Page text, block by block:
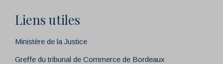
Liens utiles
Ministère de la Justice
Greffe du tribunal de Commerce de Bordeaux